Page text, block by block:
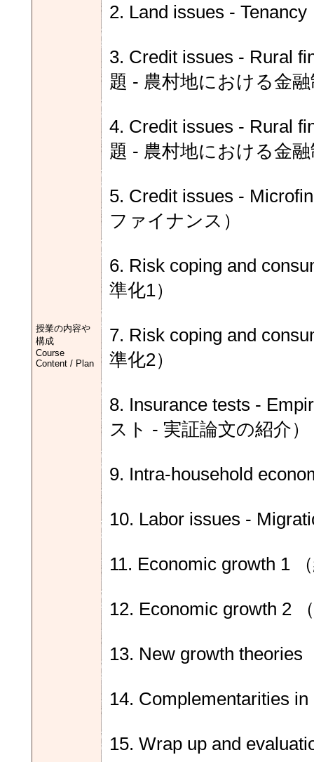
授業の内容や
構成
Course
Content / Plan
2. Land issues -
3. Credit issues - Rural
題 - 農村地における金
4. Credit issues - Rural
題 - 農村地における金
5. Credit issues -
ファイナンス）
6. Risk coping and
準化1）
7. Risk coping and
準化2）
8. Insurance tests -
スト - 実証論文の紹介）
9. Intra-household
10. Labor issues -
11. Economic growth 1
12. Economic growth 2
13. New growth theories
14. Complementarities
15. Wrap up and